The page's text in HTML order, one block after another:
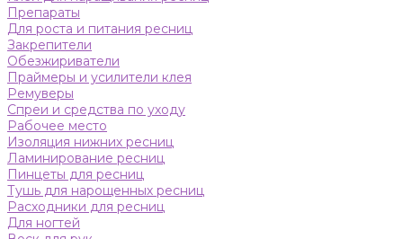
Препараты
Для роста и питания ресниц
Закрепители
Обезжириватели
Праймеры и усилители клея
Ремуверы
Спреи и средства по уходу
Рабочее место
Изоляция нижних ресниц
Ламинирование ресниц
Пинцеты для ресниц
Тушь для нарощенных ресниц
Расходники для ресниц
Для ногтей